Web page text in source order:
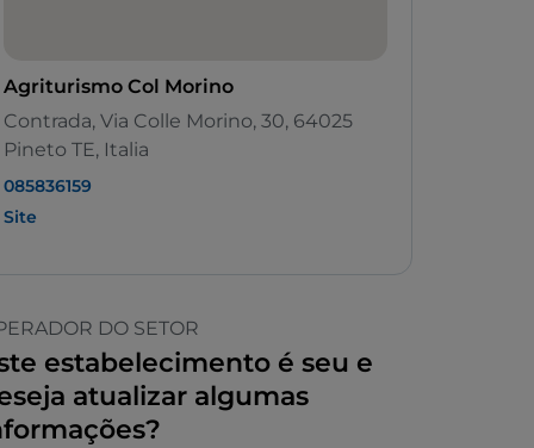
Agriturismo Col Morino
Contrada, Via Colle Morino, 30, 64025
Pineto TE, Italia
085836159
Site
DO SETOR
estabelecimento é seu e
atualizar algumas